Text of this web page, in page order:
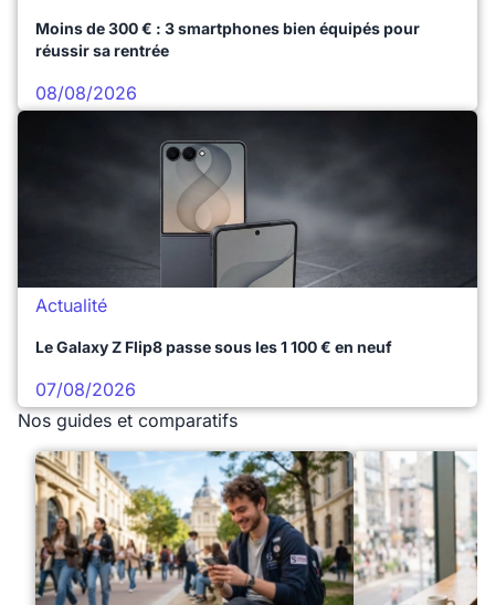
Moins de 300 € : 3 smartphones bien équipés pour
réussir sa rentrée
08/08/2026
Actualité
Le Galaxy Z Flip8 passe sous les 1 100 € en neuf
07/08/2026
Nos guides et comparatifs